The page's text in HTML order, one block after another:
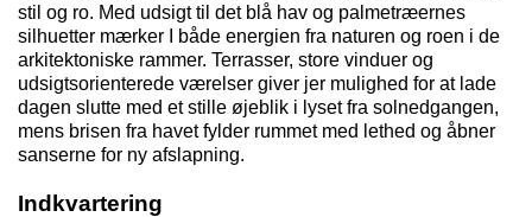
stil og ro. Med udsigt til det blå hav og palmetræernes
silhuetter mærker I både energien fra naturen og roen i de
arkitektoniske rammer. Terrasser, store vinduer og
udsigtsorienterede værelser giver jer mulighed for at lade
dagen slutte med et stille øjeblik i lyset fra solnedgangen,
mens brisen fra havet fylder rummet med lethed og åbner
sanserne for ny afslapning.
Indkvartering